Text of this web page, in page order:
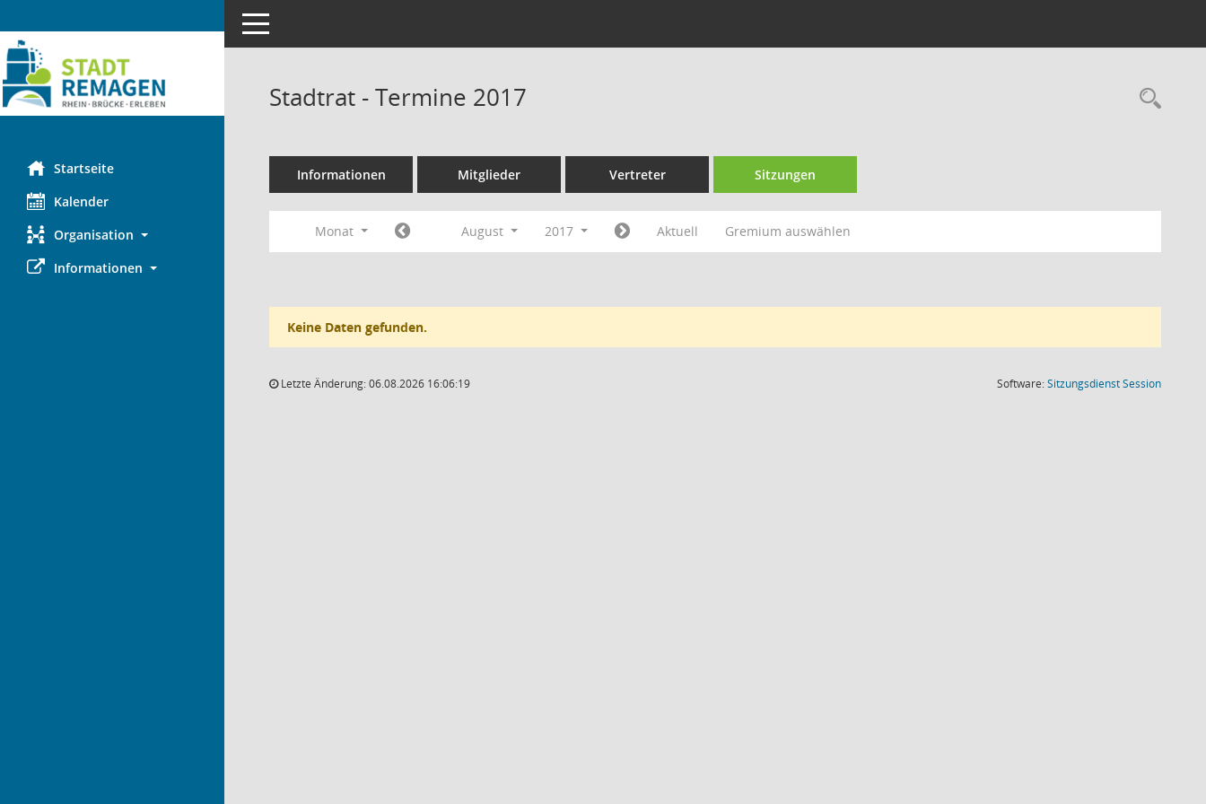
Startseite
Kalender
Organisation
Informationen
Toggle navigation
Stadtrat - Termine 2017
Informationen Mitglieder Vertreter Sitzungen
Monat August 2017 Aktuell Gremium auswählen
Keine Daten gefunden.
Letzte Änderung: 06.08.2026 16:06:19 Software:SitzungsdienstSession(Wird in